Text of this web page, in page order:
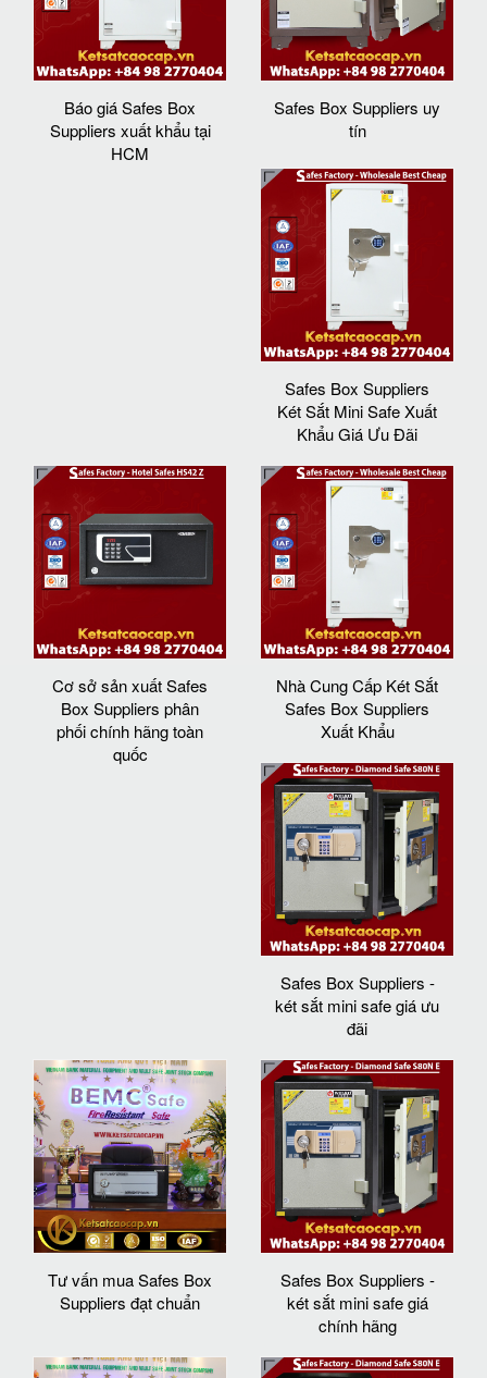
Báo giá Safes Box
Suppliers xuất khẩu tại
HCM
Safes Box Suppliers uy
tín
Safes Box Suppliers
Két Sắt Mini Safe Xuất
Khẩu Giá Ưu Đãi
Cơ sở sản xuất Safes
Box Suppliers phân
phối chính hãng toàn
quốc
Nhà Cung Cấp Két Sắt
Safes Box Suppliers
Xuất Khẩu
Safes Box Suppliers -
két sắt mini safe giá ưu
đãi
Tư vấn mua Safes Box
Suppliers đạt chuẩn
Safes Box Suppliers -
két sắt mini safe giá
chính hãng